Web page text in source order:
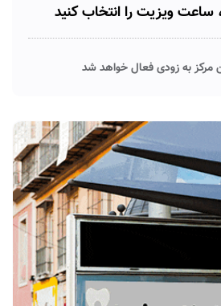
ساعت ویزیت را انتخاب کنید
مرکز به زودی فعال خواهد شد